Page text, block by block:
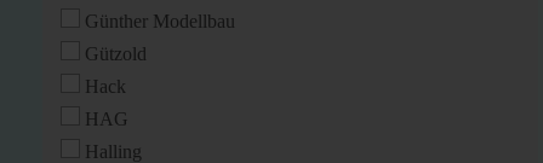
Günther Modellbau
Gützold
Hack
HAG
Halling